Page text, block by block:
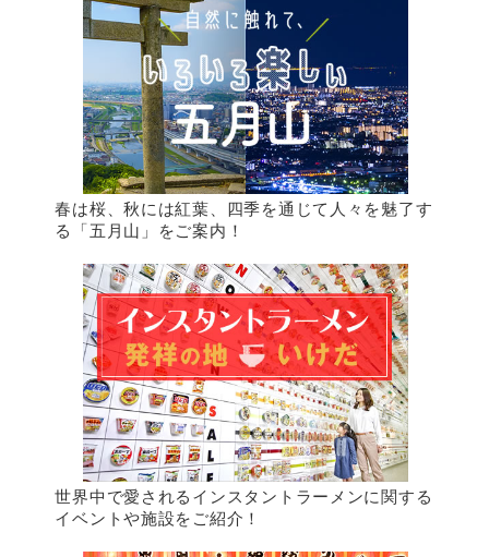
春は桜、秋には紅葉、四季を通じて人々を魅了す
る「五月山」をご案内！
世界中で愛されるインスタントラーメンに関する
イベントや施設をご紹介！